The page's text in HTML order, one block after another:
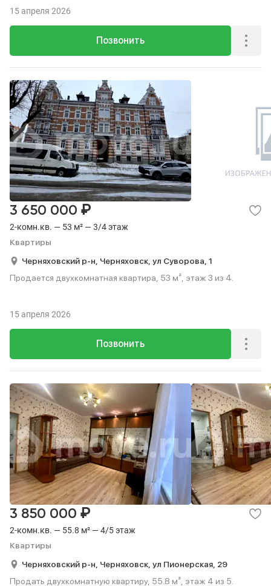
Позвонить
15 апреля 2026
2-комн.кв. — 53 м² — 3/4 этаж
Квартиры
3 650 000 ₽
Черняховский р-н, Черняховск, ул Суворова, 1
Продается двухкомнатная квартира, 53 м², этаж 3 из 4.
Позвонить
15 апреля 2026
2-комн.кв. — 55.8 м² — 4/5 этаж
Квартиры
3 850 000 ₽
Черняховский р-н, Черняховск, ул Пионерская, 29
Продать двухкомнатную квартиру, 55.8 м², этаж 4 из 5.